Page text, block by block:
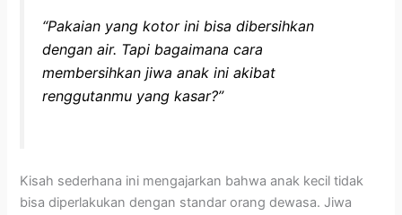
“Pakaian yang kotor ini bisa dibersihkan
dengan air. Tapi bagaimana cara
membersihkan jiwa anak ini akibat
renggutanmu yang kasar?”
Kisah sederhana ini mengajarkan bahwa anak kecil tidak
bisa diperlakukan dengan standar orang dewasa. Jiwa